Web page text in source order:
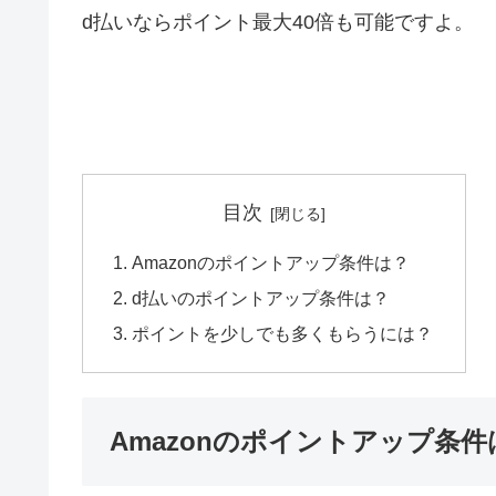
d払いならポイント最大40倍も可能ですよ。
目次
Amazonのポイントアップ条件は？
d払いのポイントアップ条件は？
ポイントを少しでも多くもらうには？
Amazonのポイントアップ条件